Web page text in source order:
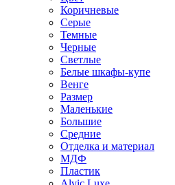
Коричневые
Серые
Темные
Черные
Светлые
Белые шкафы-купе
Венге
Размер
Маленькие
Большие
Средние
Отделка и материал
МДФ
Пластик